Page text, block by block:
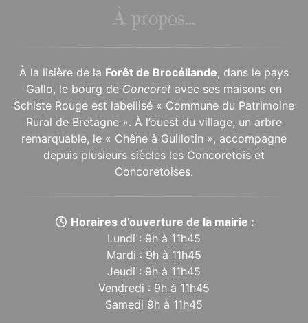
À propos...
À la lisière de la Forêt de Brocéliande, dans le pays
Gallo, le bourg de Concoret avec ses maisons en
Schiste Rouge est labellisé « Commune du Patrimoine
Rural de Bretagne ». À l’ouest du village, un arbre
remarquable, le « Chêne à Guillotin », accompagne
depuis plusieurs siècles les Concoretois et
Concoretoises.
Horaires d’ouverture de la mairie :
Lundi : 9h à 11h45
Mardi : 9h à 11h45
Jeudi : 9h à 11h45
Vendredi : 9h à 11h45
Samedi 9h à 11h45